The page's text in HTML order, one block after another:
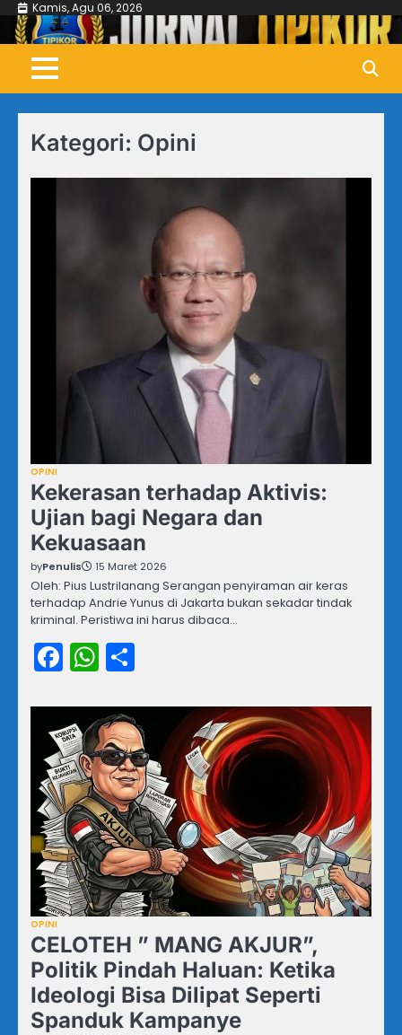
Skip
content
Kamis, Agu 06, 2026
Kategori: Opini
OPINI
Kekerasan terhadap Aktivis:
Ujian bagi Negara dan
Kekuasaan
byPenulis 15 Maret 2026
Oleh: Pius Lustrilanang Serangan penyiraman air keras
terhadap Andrie Yunus di Jakarta bukan sekadar tindak
kriminal. Peristiwa ini harus dibaca…
Facebook
WhatsApp
OPINI
CELOTEH ” MANG AKJUR”,
Politik Pindah Haluan: Ketika
Ideologi Bisa Dilipat Seperti
Spanduk Kampanye